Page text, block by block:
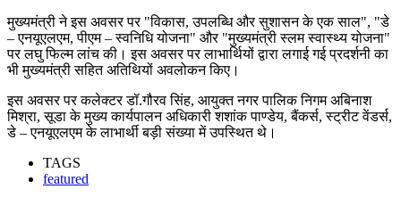
मुख्यमंत्री ने इस अवसर पर "विकास, उपलब्धि और सुशासन के एक साल", "डे
– एनयूएलएम, पीएम – स्वनिधि योजना" और "मुख्यमंत्री स्लम स्वास्थ्य योजना"
पर लघु फिल्म लांच की। इस अवसर पर लाभार्थियों द्वारा लगाई गई प्रदर्शनी का
भी मुख्यमंत्री सहित अतिथियों अवलोकन किए।
इस अवसर पर कलेक्टर डॉ.गौरव सिंह, आयुक्त नगर पालिक निगम अबिनाश
मिश्रा, सूडा के मुख्य कार्यपालन अधिकारी शशांक पाण्डेय, बैंकर्स, स्ट्रीट वेंडर्स,
डे – एनयूएलएम के लाभार्थी बड़ी संख्या में उपस्थित थे।
TAGS
featured